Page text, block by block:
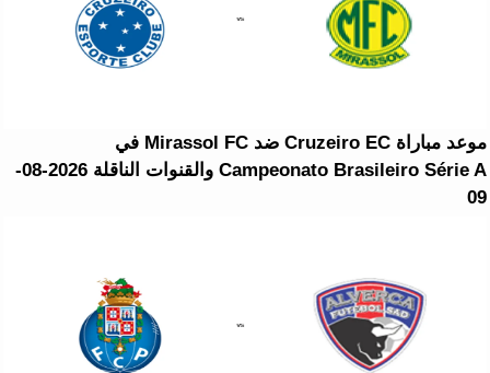
موعد مباراة Cruzeiro EC ضد Mirassol FC في
Campeonato Brasileiro Série A والقنوات الناقلة 2026-08-
09